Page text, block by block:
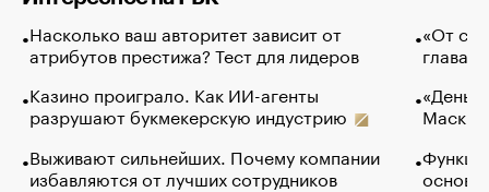
Насколько ваш авторитет зависит от
атрибутов престижа? Тест для лидеров
Казино проиграло. Как ИИ-агенты
разрушают букмекерскую индустрию
Выживают сильнейших. Почему компании
избавляются от лучших сотрудников
«От
глава
Маск в
основ